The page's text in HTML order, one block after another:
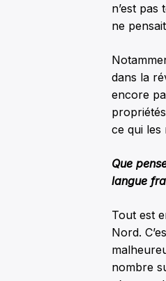
n’est
ne
dans la
encore
ce qui les
Que
langue
Tout est
Nord.
nombre